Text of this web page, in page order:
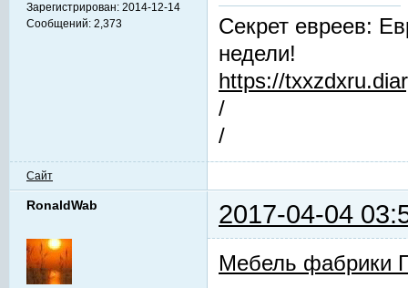
Зарегистрирован: 2014-12-14
Сообщений: 2,373
Секрет евреев:
недели!
https://
/
/
Сайт
RonaldWab 2017-04-04
Мебель фабрики